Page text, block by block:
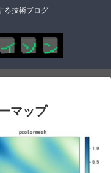
る技術ブログ
マップ